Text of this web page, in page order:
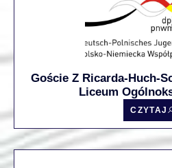
Goście Z Ricarda-Huch-
Liceum
CZYTAJ